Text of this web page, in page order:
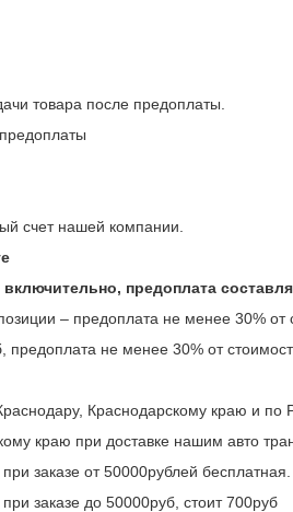
товара после предоплаты.
счет нашей компании.
предоплата
– предоплата не менее 30% от
не менее 30% от
Краснодарскому краю и по
краю при доставке нашим авто
заказе от 50000рублей бесплатная.
заказе до 50000руб, стоит 700руб